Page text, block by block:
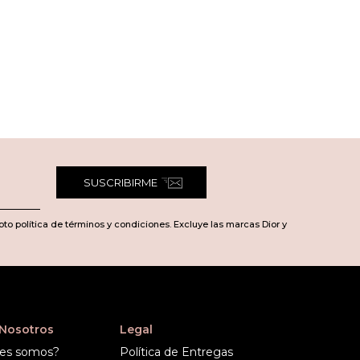
SUSCRIBIRME
política de términos y condiciones. Excluye las marcas Dior y
somos?
Legal
Política de Entregas